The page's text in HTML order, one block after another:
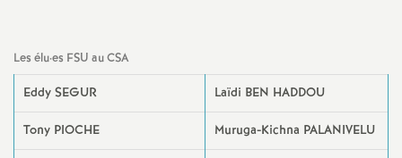
e
Les élu·es FSU au CSA
Eddy SEGUR Laïdi BEN HADDOU
Tony PIOCHE Muruga-Kichna PALANIVELU